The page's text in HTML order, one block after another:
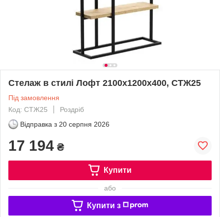
Стелаж в стилі Лофт 2100х1200х400, СТЖ25
Під замовлення
Код: СТЖ25
Роздріб
Відправка з 20 серпня 2026
17 194 ₴
Купити
або
Купити з